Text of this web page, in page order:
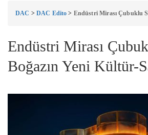
DAC > DAC Edito > Endüstri Mirası Çubuklu Silolar,
Endüstri Mirası
Boğazın Yeni Kültür-